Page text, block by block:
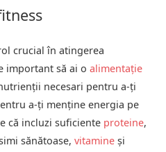
crucial în atingerea
important să ai o alimentație
necesari pentru a-ți
a-ți menține energia pe
că incluzi suficiente proteine,
sănătoase, vitamine și